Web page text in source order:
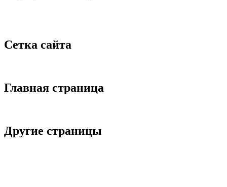
Сетка сайта
Главная страница
Другие страницы